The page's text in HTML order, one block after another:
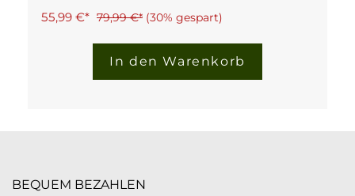
55,99 €* 79,99 €* (30% gespart)
In den Warenkorb
BEQUEM BEZAHLEN